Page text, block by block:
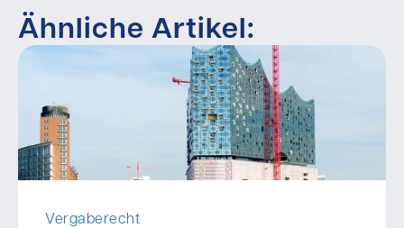
Ähnliche Artikel:
Vergaberecht